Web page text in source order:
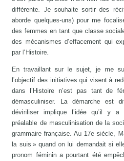
différente. Je souhaite sortir des
aborde quelques-uns) pour me
des femmes en tant que classe
des mécanismes d’effacement qui
par l’Histoire.
En travaillant sur le sujet, je me
l’objectif des initiatives qui visent à
dans l’Histoire n’est pas tant de
démasculiniser. La démarche est
déviriliser implique l’idée qu’il y a
préalable de masculinisation de la
grammaire française. Au 17e siècle,
la suis » quand on lui demandait si
pronom féminin a pourtant été